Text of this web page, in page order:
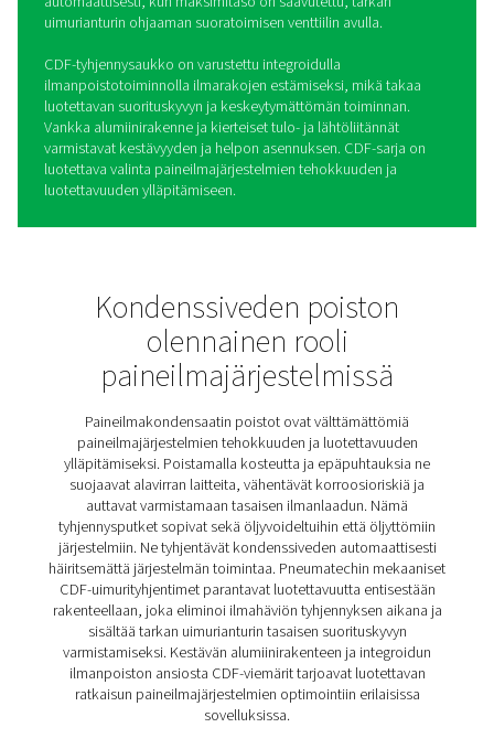
CDF:n mekaaniset
uimurityhjennykset
Pneumatechin mekaaniset CDF-uimurityhjentimet
tehokkaan lauhteen poiston ilman paineilmahäviötä ja
käsittelevät jopa 10 baarin paineita. Lauhdevesi kertyy
kestävään, paineenkestävään alumiinisäiliöön ja
automaattisesti, kun maksimitaso on saavutettu, tarkan
uimurianturin ohjaaman suoratoimisen venttiilin avulla.
CDF-tyhjennysaukko on varustettu integroidulla
ilmanpoistotoiminnolla ilmarakojen estämiseksi, mikä
luotettavan suorituskyvyn ja keskeytymättömän
Vankka alumiinirakenne ja kierteiset tulo- ja